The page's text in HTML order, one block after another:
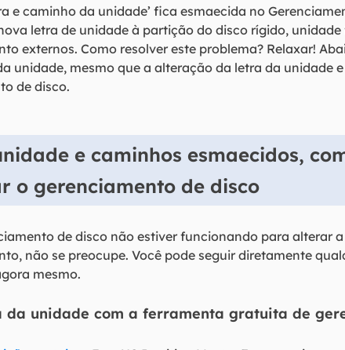
e caminho da unidade’ fica esmaecida no
letra de unidade à partição do disco rígido, unidade
externos. Como resolver este problema? Relaxar!
unidade, mesmo que a alteração da letra da unidade
de disco.
e caminhos esmaecidos,
o gerenciamento de disco
de disco não estiver funcionando para alterar
não se preocupe. Você pode seguir diretamente
mesmo.
da unidade com a ferramenta gratuita de